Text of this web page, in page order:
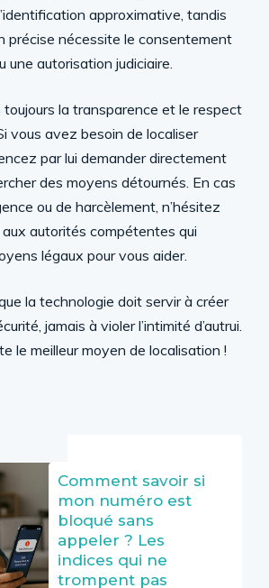
approximative, tandis
précise nécessite le consentement
une autorisation judiciaire.
toujours la transparence et le respect
vous avez besoin de localiser
par lui demander directement
des moyens détournés. En cas
ou de harcèlement, n’hésitez
autorités compétentes qui
légaux pour vous aider.
la technologie doit servir à créer
jamais à violer l’intimité d’autrui.
le meilleur moyen de localisation !
Comment savoir si
mon numéro est
bloqué sans
appeler ? Les
indices qui ne
trompent pas